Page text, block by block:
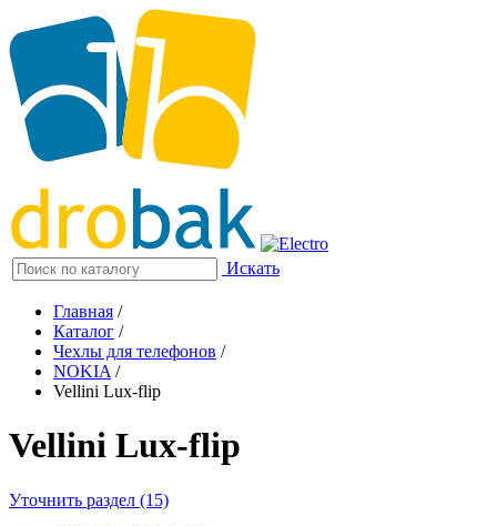
Искать
Главная /
Каталог /
Чехлы для телефонов /
NOKIA /
Vellini Lux-flip
Vellini Lux-flip
Уточнить раздел (15)